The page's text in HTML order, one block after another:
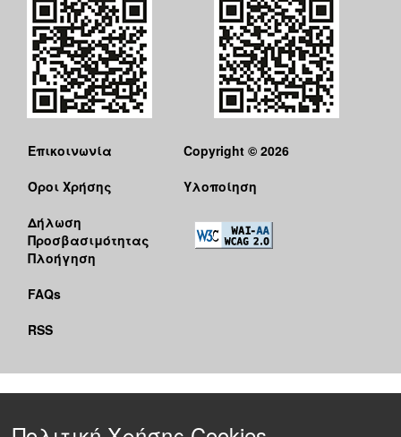
Επικοινωνία
Όροι Χρήσης
Δήλωση
Προσβασιμότητας
Πλοήγηση
FAQs
RSS
Copyright © 2026
Υλοποίηση